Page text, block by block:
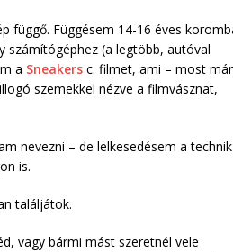
függő. Függésem 14-16 éves
számítógéphez (a legtöbb, autóval
a Sneakersc. filmet, ami – most már
szemekkel nézve a filmvásznat,
nevezni – de lelkesedésem a
is.
találjátok.
vagy bármi mást szeretnél vele